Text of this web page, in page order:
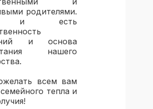
родителями.
и есть
и основа
нашего
всем вам
тепла и